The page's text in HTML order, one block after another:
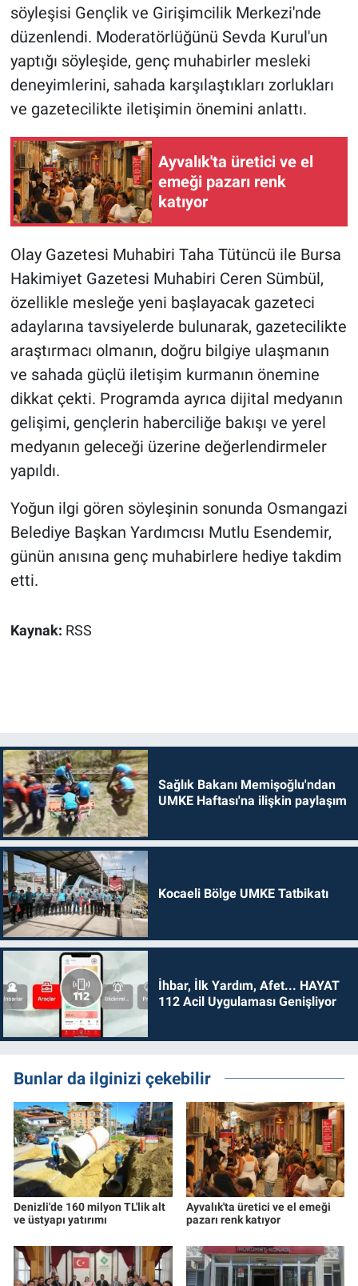
söyleşisi Gençlik ve Girişimcilik Merkezi'nde
düzenlendi. Moderatörlüğünü Sevda Kurul'un
yaptığı söyleşide, genç muhabirler mesleki
deneyimlerini, sahada karşılaştıkları zorlukları
ve gazetecilikte iletişimin önemini anlattı.
Ayvalık'ta üretici ve el
emeği pazarı renk
katıyor
Olay Gazetesi Muhabiri Taha Tütüncü ile Bursa
Hakimiyet Gazetesi Muhabiri Ceren Sümbül,
özellikle mesleğe yeni başlayacak gazeteci
adaylarına tavsiyelerde bulunarak, gazetecilikte
araştırmacı olmanın, doğru bilgiye ulaşmanın
ve sahada güçlü iletişim kurmanın önemine
dikkat çekti. Programda ayrıca dijital medyanın
gelişimi, gençlerin haberciliğe bakışı ve yerel
medyanın geleceği üzerine değerlendirmeler
yapıldı.
Yoğun ilgi gören söyleşinin sonunda Osmangazi
Belediye Başkan Yardımcısı Mutlu Esendemir,
günün anısına genç muhabirlere hediye takdim
etti.
Kaynak: RSS
Sağlık Bakanı Memişoğlu'ndan
UMKE Haftası'na ilişkin paylaşım
Kocaeli Bölge UMKE Tatbikatı
İhbar, İlk Yardım, Afet... HAYAT
112 Acil Uygulaması Genişliyor
Bunlar da ilginizi çekebilir
Denizli'de 160 milyon TL'lik alt
ve üstyapı yatırımı
Ayvalık'ta üretici ve el emeği
pazarı renk katıyor